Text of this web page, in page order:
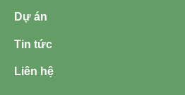
Dự án
Tin tức
Liên hệ